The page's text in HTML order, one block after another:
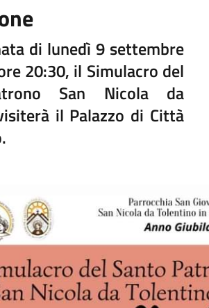
di lunedì 9 settembre
20:30, il Simulacro del
San Nicola da
il Palazzo di Città